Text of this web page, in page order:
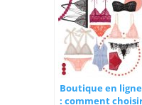
Boutique en ligne
: comment